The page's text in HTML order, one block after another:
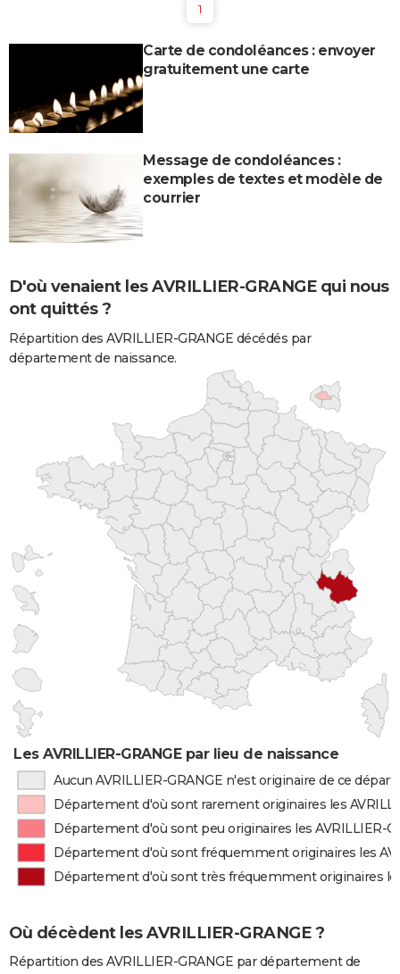
1
Carte de condoléances : envoyer
gratuitement une carte
Message de condoléances :
exemples de textes et modèle de
courrier
D'où venaient les AVRILLIER-GRANGE qui nous
ont quittés ?
Répartition des AVRILLIER-GRANGE décédés par
département de naissance.
Les AVRILLIER-GRANGE par lieu de naissance
Aucun AVRILLIER-GRANGE n'est originaire de ce
Département d'où sont rarement originaires les
Département d'où sont peu originaires les AVRILLIER-
Département d'où sont fréquemment originaires les
Département d'où sont très fréquemment originaires
Où décèdent les AVRILLIER-GRANGE ?
Répartition des AVRILLIER-GRANGE par département de